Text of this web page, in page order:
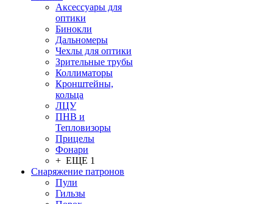
Аксессуары для
оптики
Бинокли
Дальномеры
Чехлы для оптики
Зрительные трубы
Коллиматоры
Кронштейны,
кольца
ЛЦУ
ПНВ и
Тепловизоры
Прицелы
Фонари
+ ЕЩЕ 1
Снаряжение патронов
Пули
Гильзы